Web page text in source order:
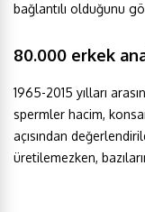
bağlantılı olduğunu
80.000 erkek
1965-2015 yılları
spermler hacim,
açısından
üretilemezken,